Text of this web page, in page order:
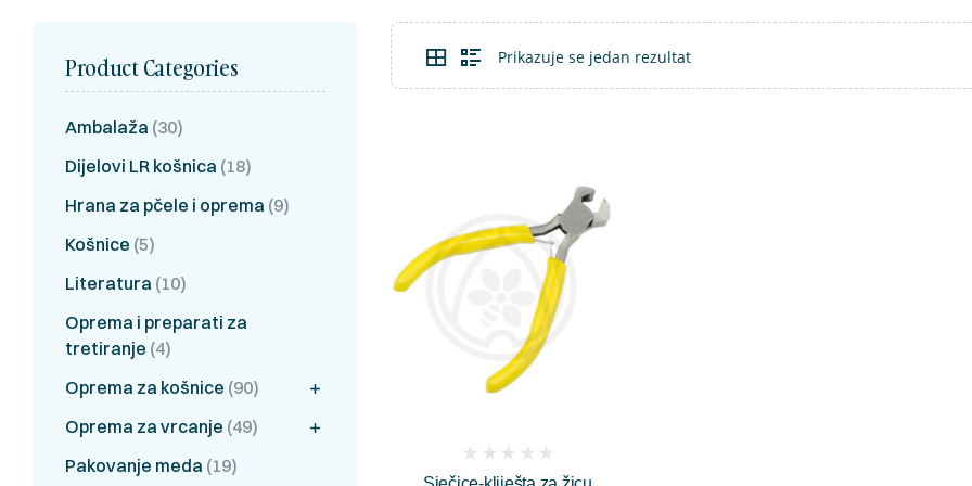
Prikazuje se jedan rezultat
Product Categories
Ambalaža (30)
Dijelovi LR košnica (18)
Hrana za pčele i oprema (9)
Košnice (5)
Literatura (10)
Oprema i preparati za
tretiranje (4)
Oprema za košnice (90)
Oprema za vrcanje (49)
Pakovanje meda (19)